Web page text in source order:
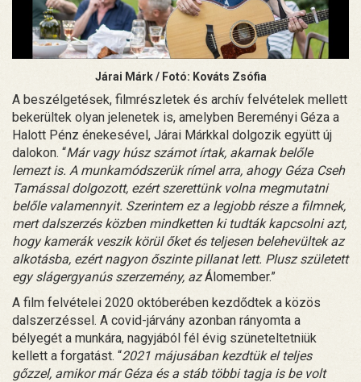
Járai Márk/ Fotó: Kováts Zsófia
A beszélgetések, filmrészletek és archív felvételek mellett
bekerültek olyan jelenetek is, amelyben Bereményi Géza a
Halott Pénz énekesével, Járai Márkkal dolgozik együtt új
dalokon. “Már vagy húsz számot írtak, akarnak belőle
lemezt is. A munkamódszerük rímel arra, ahogy Géza Cseh
Tamással dolgozott, ezért szerettünk volna megmutatni
belőle valamennyit. Szerintem ez a legjobb része a filmnek,
mert dalszerzés közben mindketten ki tudták kapcsolni azt,
hogy kamerák veszik körül őket és teljesen belehevültek az
alkotásba, ezért nagyon őszinte pillanat lett. Plusz született
egy slágergyanús szerzemény, azÁlomember.”
A film felvételei 2020 októberében kezdődtek a közös
dalszerzéssel. A covid-járvány azonban rányomta a
bélyegét a munkára, nagyjából fél évig szüneteltetniük
kellett a forgatást. “2021 májusában kezdtük el teljes
gőzzel, amikor már Géza és a stáb többi tagja is be volt